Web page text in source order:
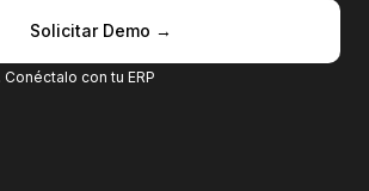
Solicitar Demo →
con tu ERP